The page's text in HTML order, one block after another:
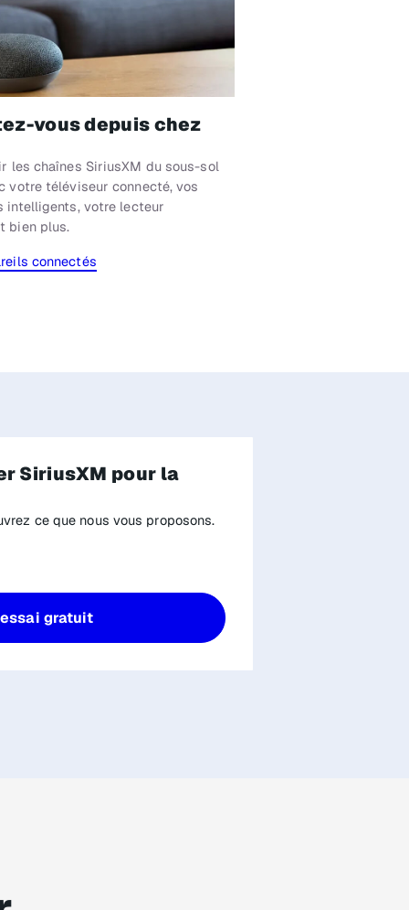
vous depuis chez
les chaînes SiriusXM du sous-sol
votre téléviseur connecté, vos
intelligents, votre lecteur
bien plus.
connectés
SiriusXM pour la
ce que nous vous proposons.
gratuit